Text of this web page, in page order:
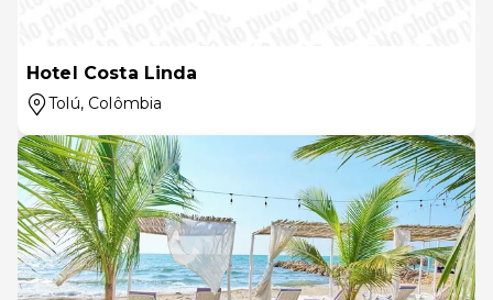
Hotel Costa Linda
Tolú, Colômbia